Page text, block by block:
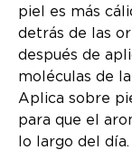
piel es más
detrás de las
después de
moléculas de
Aplica sobre
para que el
lo largo del día.